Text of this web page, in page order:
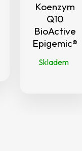
Koenzym
Q10
BioActive
Epigemic®
Skladem